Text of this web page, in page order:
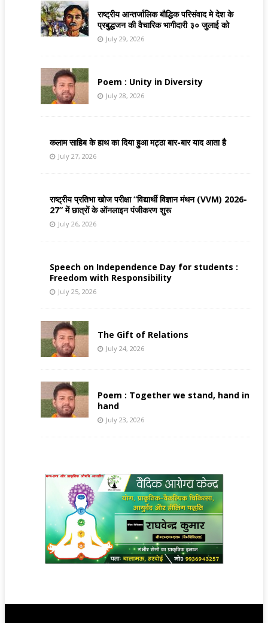
राष्ट्रीय आन्तर्जालिक बौद्धिक परिसंवाद मे देश के
प्रबुद्धजन की वैचारिक भागीदारी ३० जुलाई को
July 29, 2026
Poem : Unity in Diversity
July 28, 2026
कलाम साहिब के हाथ का दिया हुआ मट्ठा बार-बार याद आता है
July 27, 2026
राष्ट्रीय प्रतिभा खोज परीक्षा “विद्यार्थी विज्ञान मंथन (VVM) 2026-
27” में छात्रों के ऑनलाइन पंजीकरण शुरू
July 26, 2026
Speech on Independence Day for students :
Freedom with Responsibility
July 25, 2026
The Gift of Relations
July 24, 2026
Poem : Together we stand, hand in
hand
July 23, 2026